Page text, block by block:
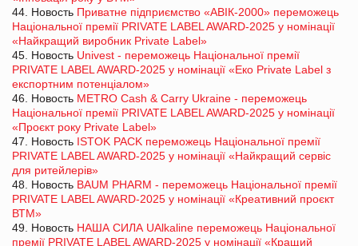
44. Новость Приватне підприємство «АВІК-2000» переможець
Національної премії PRIVATE LABEL AWARD-2025 у номінації
«Найкращий виробник Private Label»
45. Новость Univest - переможець Національної премії
PRIVATE LABEL AWARD-2025 у номінації «Еко Private Label з
експортним потенціалом»
46. Новость METRO Cash & Carry Ukraine - переможець
Національної премії PRIVATE LABEL AWARD-2025 у номінації
«Проєкт року Private Label»
47. Новость ISTOK PACK переможець Національної премії
PRIVATE LABEL AWARD-2025 у номінації «Найкращий сервіс
для ритейлерів»
48. Новость BAUM PHARM - переможець Національної премії
PRIVATE LABEL AWARD-2025 у номінації «Креативний проєкт
ВТМ»
49. Новость НАША СИЛА UAlkaline переможець Національної
премії PRIVATE LABEL AWARD-2025 у номінації «Кращий